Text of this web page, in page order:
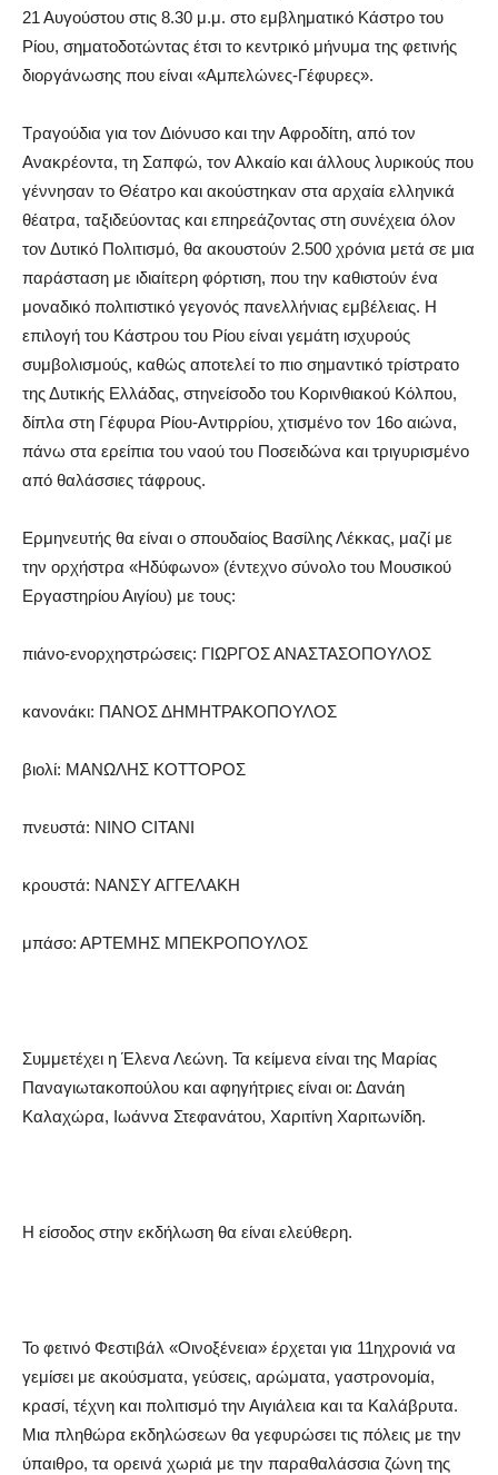
21 Αυγούστου στις 8.30 μ.μ. στο εμβληματικό Κάστρο του
Ρίου, σηματοδοτώντας έτσι το κεντρικό μήνυμα της φετινής
διοργάνωσης που είναι «Αμπελώνες-Γέφυρες».
Τραγούδια για τον Διόνυσο και την Αφροδίτη, από τον
Ανακρέοντα, τη Σαπφώ, τον Αλκαίο και άλλους λυρικούς που
γέννησαν το Θέατρο και ακούστηκαν στα αρχαία ελληνικά
θέατρα, ταξιδεύοντας και επηρεάζοντας στη συνέχεια όλον
τον Δυτικό Πολιτισμό, θα ακουστούν 2.500 χρόνια μετά σε μια
παράσταση με ιδιαίτερη φόρτιση, που την καθιστούν ένα
μοναδικό πολιτιστικό γεγονός πανελλήνιας εμβέλειας. Η
επιλογή του Κάστρου του Ρίου είναι γεμάτη ισχυρούς
συμβολισμούς, καθώς αποτελεί το πιο σημαντικό τρίστρατο
της Δυτικής Ελλάδας, στηνείσοδο του Κορινθιακού Κόλπου,
δίπλα στη Γέφυρα Ρίου-Αντιρρίου, χτισμένο τον 16ο αιώνα,
πάνω στα ερείπια του ναού του Ποσειδώνα και τριγυρισμένο
από θαλάσσιες τάφρους.
Ερμηνευτής θα είναι ο σπουδαίος Βασίλης Λέκκας, μαζί με
την ορχήστρα «Ηδύφωνο» (έντεχνο σύνολο του Μουσικού
Εργαστηρίου Αιγίου) με τους:
πιάνο-ενορχηστρώσεις: ΓΙΩΡΓΟΣ ΑΝΑΣΤΑΣΟΠΟΥΛΟΣ
κανονάκι: ΠΑΝΟΣ ΔΗΜΗΤΡΑΚΟΠΟΥΛΟΣ
βιολί: ΜΑΝΩΛΗΣ ΚΟΤΤΟΡΟΣ
πνευστά: NINO CITANI
κρουστά: ΝΑΝΣΥ ΑΓΓΕΛΑΚΗ
μπάσο: ΑΡΤΕΜΗΣ ΜΠΕΚΡΟΠΟΥΛΟΣ
Συμμετέχει η Έλενα Λεώνη. Τα κείμενα είναι της Μαρίας
Παναγιωτακοπούλου και αφηγήτριες είναι οι: Δανάη
Καλαχώρα, Ιωάννα Στεφανάτου, Χαριτίνη Χαριτωνίδη.
Η είσοδος στην εκδήλωση θα είναι ελεύθερη.
Το φετινό Φεστιβάλ «Οινοξένεια» έρχεται για 11ηχρονιά να
γεμίσει με ακούσματα, γεύσεις, αρώματα, γαστρονομία,
κρασί, τέχνη και πολιτισμό την Αιγιάλεια και τα Καλάβρυτα.
Μια πληθώρα εκδηλώσεων θα γεφυρώσει τις πόλεις με την
ύπαιθρο, τα ορεινά χωριά με την παραθαλάσσια ζώνη της